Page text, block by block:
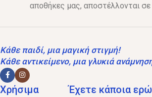
αποθήκες μας, αποστέλλονται
Κάθε παιδί, μια μαγική στιγμή!
Κάθε αντικείμενο, μια γλυκιά
Χρήσιμα Έχετε κάποια